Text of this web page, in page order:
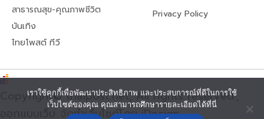
สาธารณสุข-คุณภาพชีวิต
บันเทิง
ไทยโพสต์ ทีวี
Privacy Policy
Copyright© thaipost.net, All rights reserved.,
ออกแบบเว็บ จัดทำเว็บไซต์โดย iDesign
เราใช้คุกกี้เพื่อพัฒนาประสิทธิภาพ และประสบการณ์ที่ดีในการใช้
เว็บไซต์ของคุณ คุณสามารถศึกษารายละเอียดได้ที่นี่